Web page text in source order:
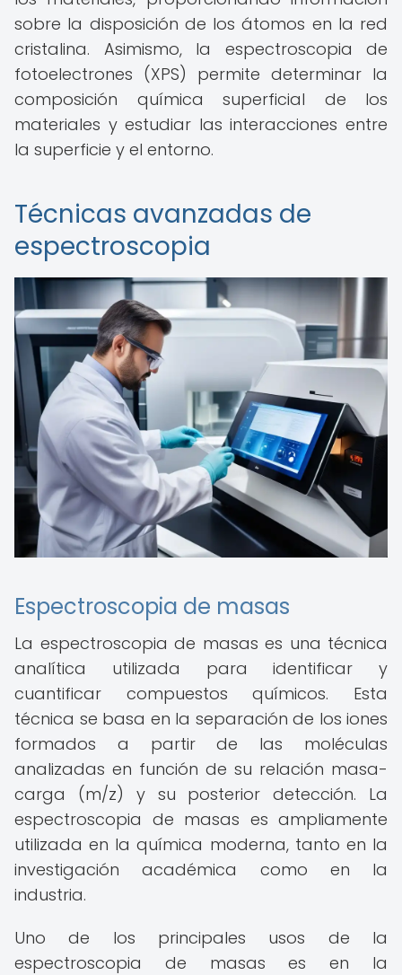
sobre la disposición de los átomos en la red
cristalina. Asimismo, la espectroscopia de
fotoelectrones (XPS) permite determinar la
composición química superficial de los
materiales y estudiar las interacciones entre
la superficie y el entorno.
Técnicas avanzadas de
espectroscopia
Espectroscopia de masas
La espectroscopia de masas es una técnica
analítica utilizada para identificar y
cuantificar compuestos químicos. Esta
técnica se basa en la separación de los iones
formados a partir de las moléculas
analizadas en función de su relación masa-
carga (m/z) y su posterior detección. La
espectroscopia de masas es ampliamente
utilizada en la química moderna, tanto en la
investigación académica como en la
industria.
Uno de los principales usos de la
espectroscopia de masas es en la